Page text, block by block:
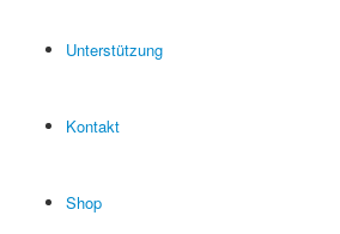
Unterstützung
Kontakt
Shop